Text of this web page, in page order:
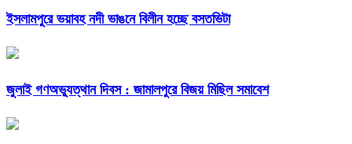
ইসলামপুরে ভয়াবহ নদী ভাঙনে বিলীন হচ্ছে বসতভিটা
জুলাই গণঅভ্যুত্থান দিবস : জামালপুরে বিজয় মিছিল সমাবেশ